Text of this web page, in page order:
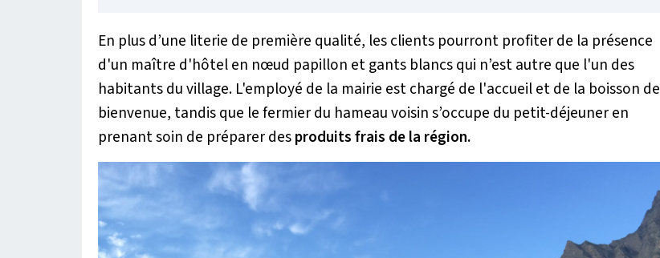
En plus d’une literie de première qualité, les clients pourront profiter de la présence
d'un maître d'hôtel en nœud papillon et gants blancs qui n’est autre que l'un des
habitants du village. L'employé de la mairie est chargé de l'accueil et de la boisson de
bienvenue, tandis que le fermier du hameau voisin s’occupe du petit-déjeuner en
prenant soin de préparer desproduits frais de la région.